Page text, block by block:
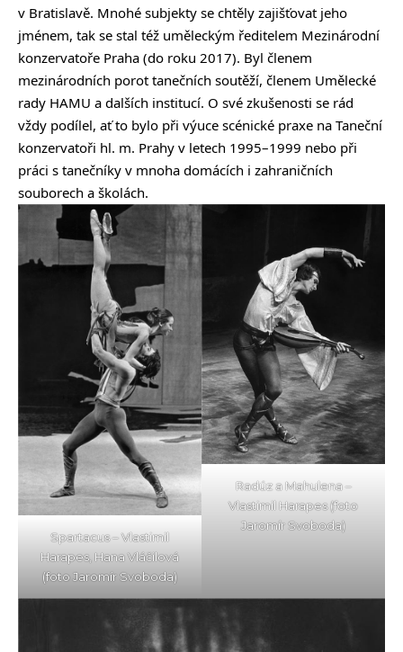
v Bratislavě. Mnohé subjekty se chtěly zajišťovat jeho
jménem, tak se stal též uměleckým ředitelem Mezinárodní
konzervatoře Praha (do roku 2017). Byl členem
mezinárodních porot tanečních soutěží, členem Umělecké
rady HAMU a dalších institucí. O své zkušenosti se rád
vždy podílel, ať to bylo při výuce scénické praxe na Taneční
konzervatoři hl. m. Prahy v letech 1995–1999 nebo při
práci s tanečníky v mnoha domácích i zahraničních
souborech a školách.
Spartacus – Vlastimil
Harapes, Hana Vláčilová
(foto Jaromír Svoboda)
Radúz a Mahulena –
Vlastimil Harapes (foto
Jaromír Svoboda)